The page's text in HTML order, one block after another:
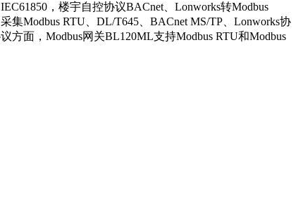
，楼宇自控协议BACnet、Lonworks转Modbus
集Modbus RTU、DL/T645、BACnet MS/TP、Lonworks协
面，Modbus网关BL120ML支持Modbus RTU和Modbus